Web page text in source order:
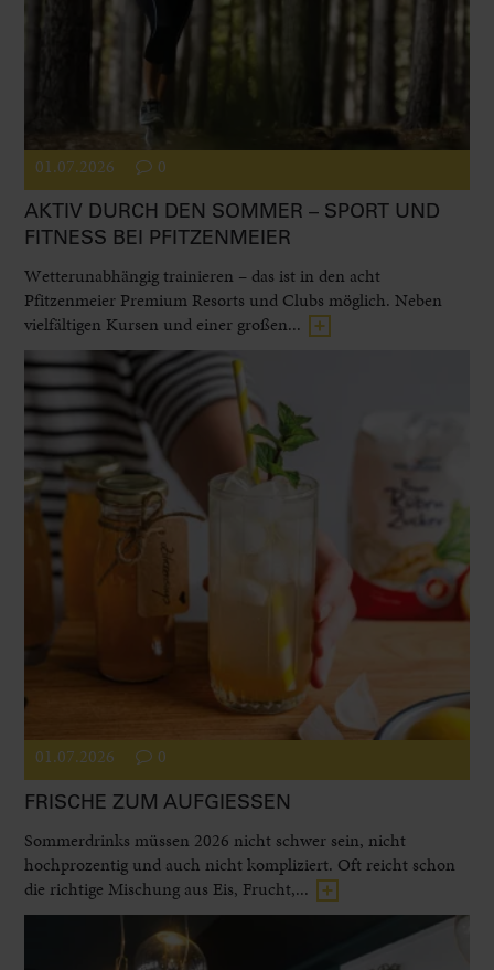
01.07.2026 0
AKTIV DURCH DEN SOMMER – SPORT UND
FITNESS BEI PFITZENMEIER
Wetterunabhängig trainieren – das ist in den acht
Pfitzenmeier Premium Resorts und Clubs möglich. Neben
vielfältigen Kursen und einer großen...
01.07.2026 0
FRISCHE ZUM AUFGIESSEN
Sommerdrinks müssen 2026 nicht schwer sein, nicht
hochprozentig und auch nicht kompliziert. Oft reicht schon
die richtige Mischung aus Eis, Frucht,...